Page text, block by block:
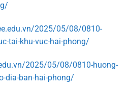
2025/05/08/0810-
tai-khu-vuc-hai-phong/
2025/05/08/0810-huong-
dia-ban-hai-phong/